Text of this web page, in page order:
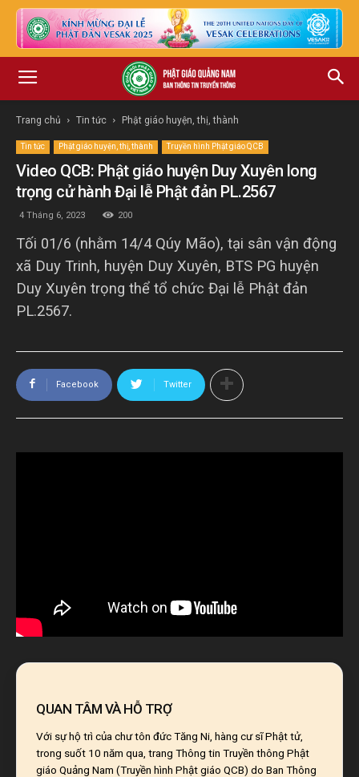
Trang chủ Tin tức Phật giáo huyện, thị, thành
Tin tức Phật giáo huyện, thị, thành Truyền hình Phật giáo QCB
Video QCB: Phật giáo huyện Duy Xuyên long
trọng cử hành Đại lễ Phật đản PL.2567
4 Tháng 6, 2023 200
Tối 01/6 (nhằm 14/4 Qúy Mão), tại sân vận động
xã Duy Trinh, huyện Duy Xuyên, BTS PG huyện
Duy Xuyên trọng thể tổ chức Đại lễ Phật đản
PL.2567.
Facebook Twitter
QUAN TÂM VÀ HỖ TRỢ
Với sự hộ trì của chư tôn đức Tăng Ni, hàng cư sĩ Phật tử,
trong suốt 10 năm qua, trang Thông tin Truyền thông Phật
giáo Quảng Nam (Truyền hình Phật giáo QCB) do Ban Thông